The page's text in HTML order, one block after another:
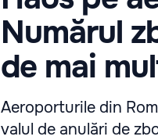
Numărul
de mai
Aeroporturile din
valul de anulări de